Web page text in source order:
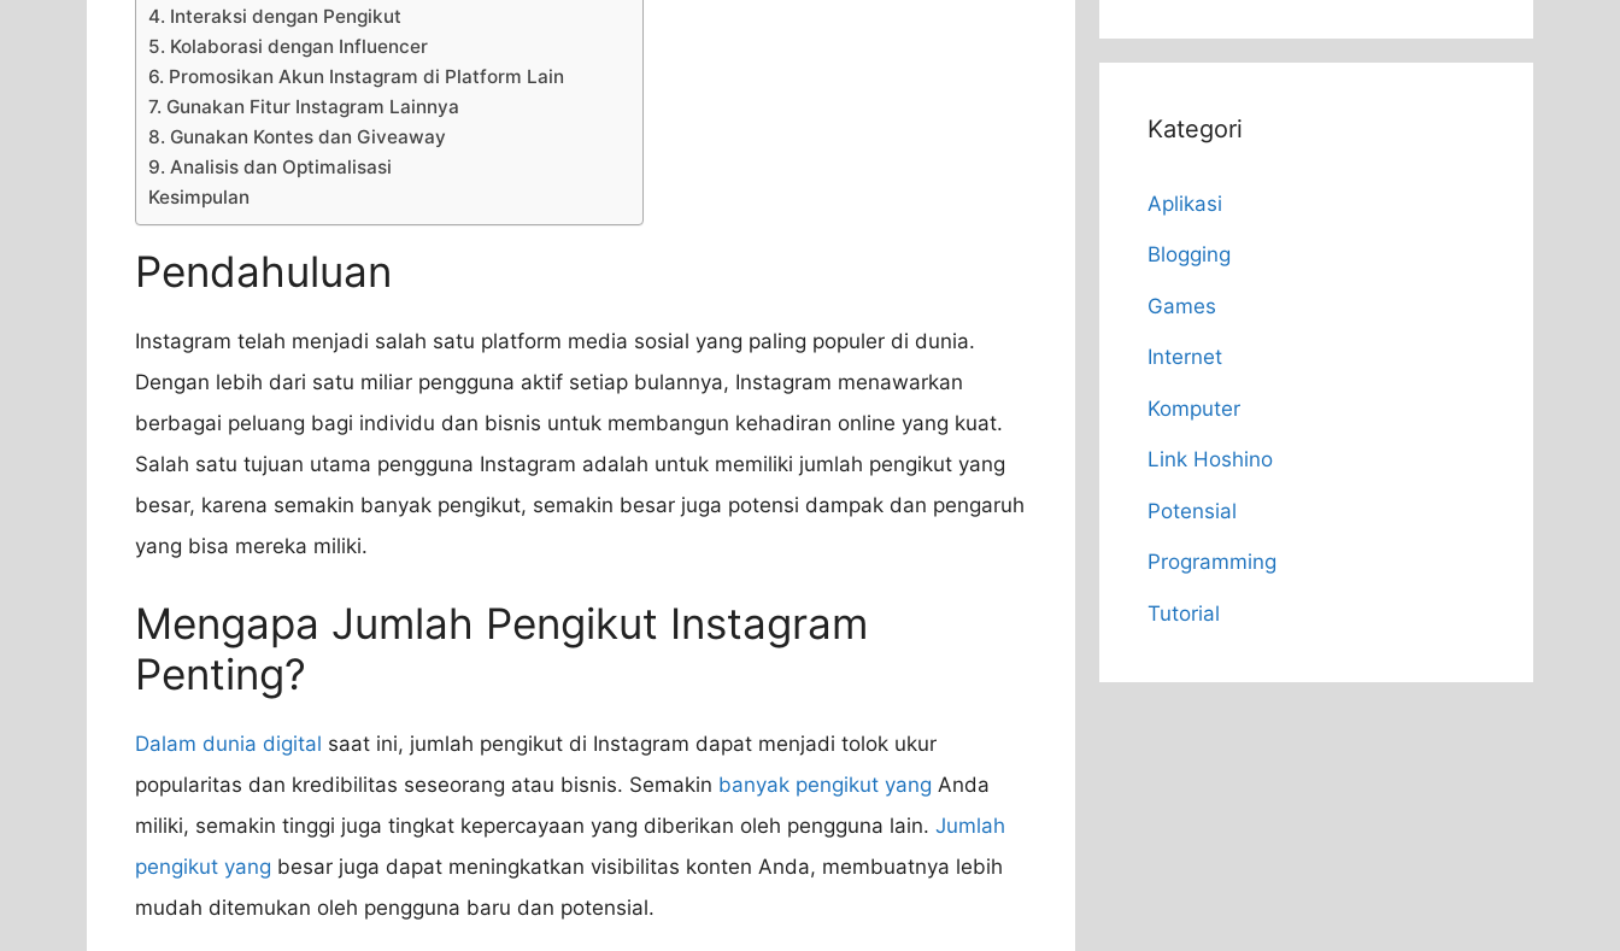
4. Interaksi dengan Pengikut
5. Kolaborasi dengan Influencer
6. Promosikan Akun Instagram di Platform Lain
7. Gunakan Fitur Instagram Lainnya
8. Gunakan Kontes dan Giveaway
9. Analisis dan Optimalisasi
Kesimpulan
Pendahuluan
Instagram telah menjadi salah satu platform media sosial yang paling populer di dunia.
Dengan lebih dari satu miliar pengguna aktif setiap bulannya, Instagram menawarkan
berbagai peluang bagi individu dan bisnis untuk membangun kehadiran online yang kuat.
Salah satu tujuan utama pengguna Instagram adalah untuk memiliki jumlah pengikut yang
besar, karena semakin banyak pengikut, semakin besar juga potensi dampak dan pengaruh
yang bisa mereka miliki.
Mengapa Jumlah Pengikut Instagram
Penting?
Dalam dunia digital saat ini, jumlah pengikut di Instagram dapat menjadi tolok ukur
popularitas dan kredibilitas seseorang atau bisnis. Semakin banyak pengikut yang Anda
miliki, semakin tinggi juga tingkat kepercayaan yang diberikan oleh pengguna lain. Jumlah
pengikut yang besar juga dapat meningkatkan visibilitas konten Anda, membuatnya lebih
mudah ditemukan oleh pengguna baru dan potensial.
Kategori
Aplikasi
Blogging
Games
Internet
Komputer
Link Hoshino
Potensial
Programming
Tutorial